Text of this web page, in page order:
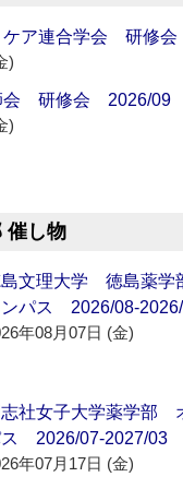
ケア連合学会 研修
)
会 研修会 2026/09
)
催し物
文理大学 徳島薬学
ンパス 2026/08-
年08月07日 (金)
志社女子大学薬学部
2026/07-2027/03
年07月17日 (金)